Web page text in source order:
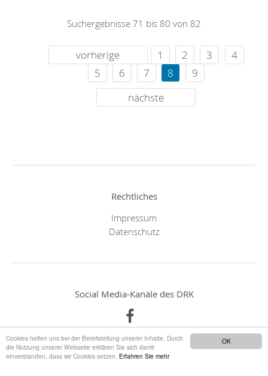
OK
Cookies helfen uns bei der Bereitstellung unserer Inhalte. Durch
die Nutzung unserer Webseite erklären Sie sich damit
einverstanden, dass wir Cookies setzen. Erfahren Sie mehr
Suchergebnisse 71 bis 80 von 82
vorherige 1 2 3
4
5
6 7 8
9
nächste
Rechtliches
Impressum
Datenschutz
Social Media-Kanäle des DRK